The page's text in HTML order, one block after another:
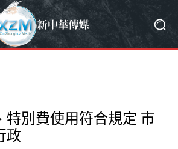
特別費使用符合規定 市
政